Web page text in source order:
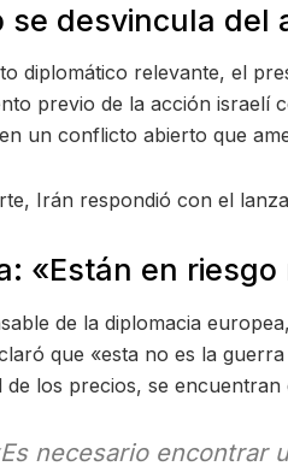
se desvincula del
diplomático relevante, el
previo de la acción israelí
un conflicto abierto que
Irán respondió con el
«Están en
de la diplomacia europea,
que «esta no es la
de los precios, se
necesario encontrar